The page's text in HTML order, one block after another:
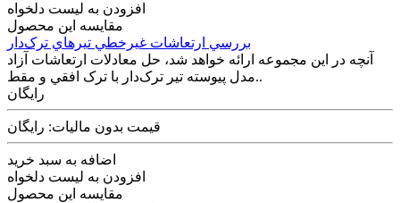
افزودن به لیست دلخواه
مقایسه این محصول
بررسي ارتعاشات غيرخطي تير‌هاي ترک‌دار
آنچه در اين مجموعه ارائه خواهد شد، حل معادلات ارتعاشات آزاد
مدل پيوسته تير ترک‌دار با ترک افقي و مقط..
رایگان
قیمت بدون مالیات: رایگان
اضافه به سبد خرید
افزودن به لیست دلخواه
مقایسه این محصول